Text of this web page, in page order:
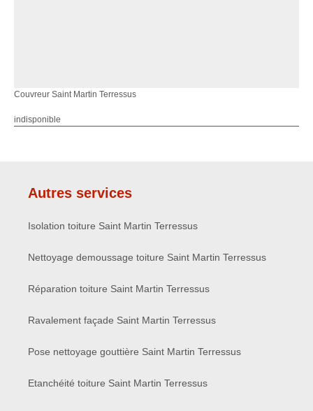
Couvreur Saint Martin Terressus
indisponible
Autres services
Isolation toiture Saint Martin Terressus
Nettoyage demoussage toiture Saint Martin Terressus
Réparation toiture Saint Martin Terressus
Ravalement façade Saint Martin Terressus
Pose nettoyage gouttière Saint Martin Terressus
Etanchéité toiture Saint Martin Terressus